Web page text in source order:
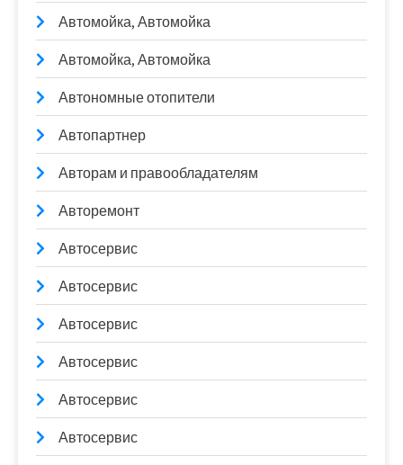
Автомойка, Автомойка
Автомойка, Автомойка
Автономные отопители
Автопартнер
Авторам и правообладателям
Авторемонт
Автосервис
Автосервис
Автосервис
Автосервис
Автосервис
Автосервис